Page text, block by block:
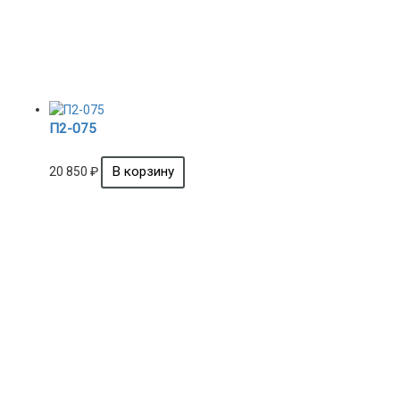
П2-075
20 850 ₽